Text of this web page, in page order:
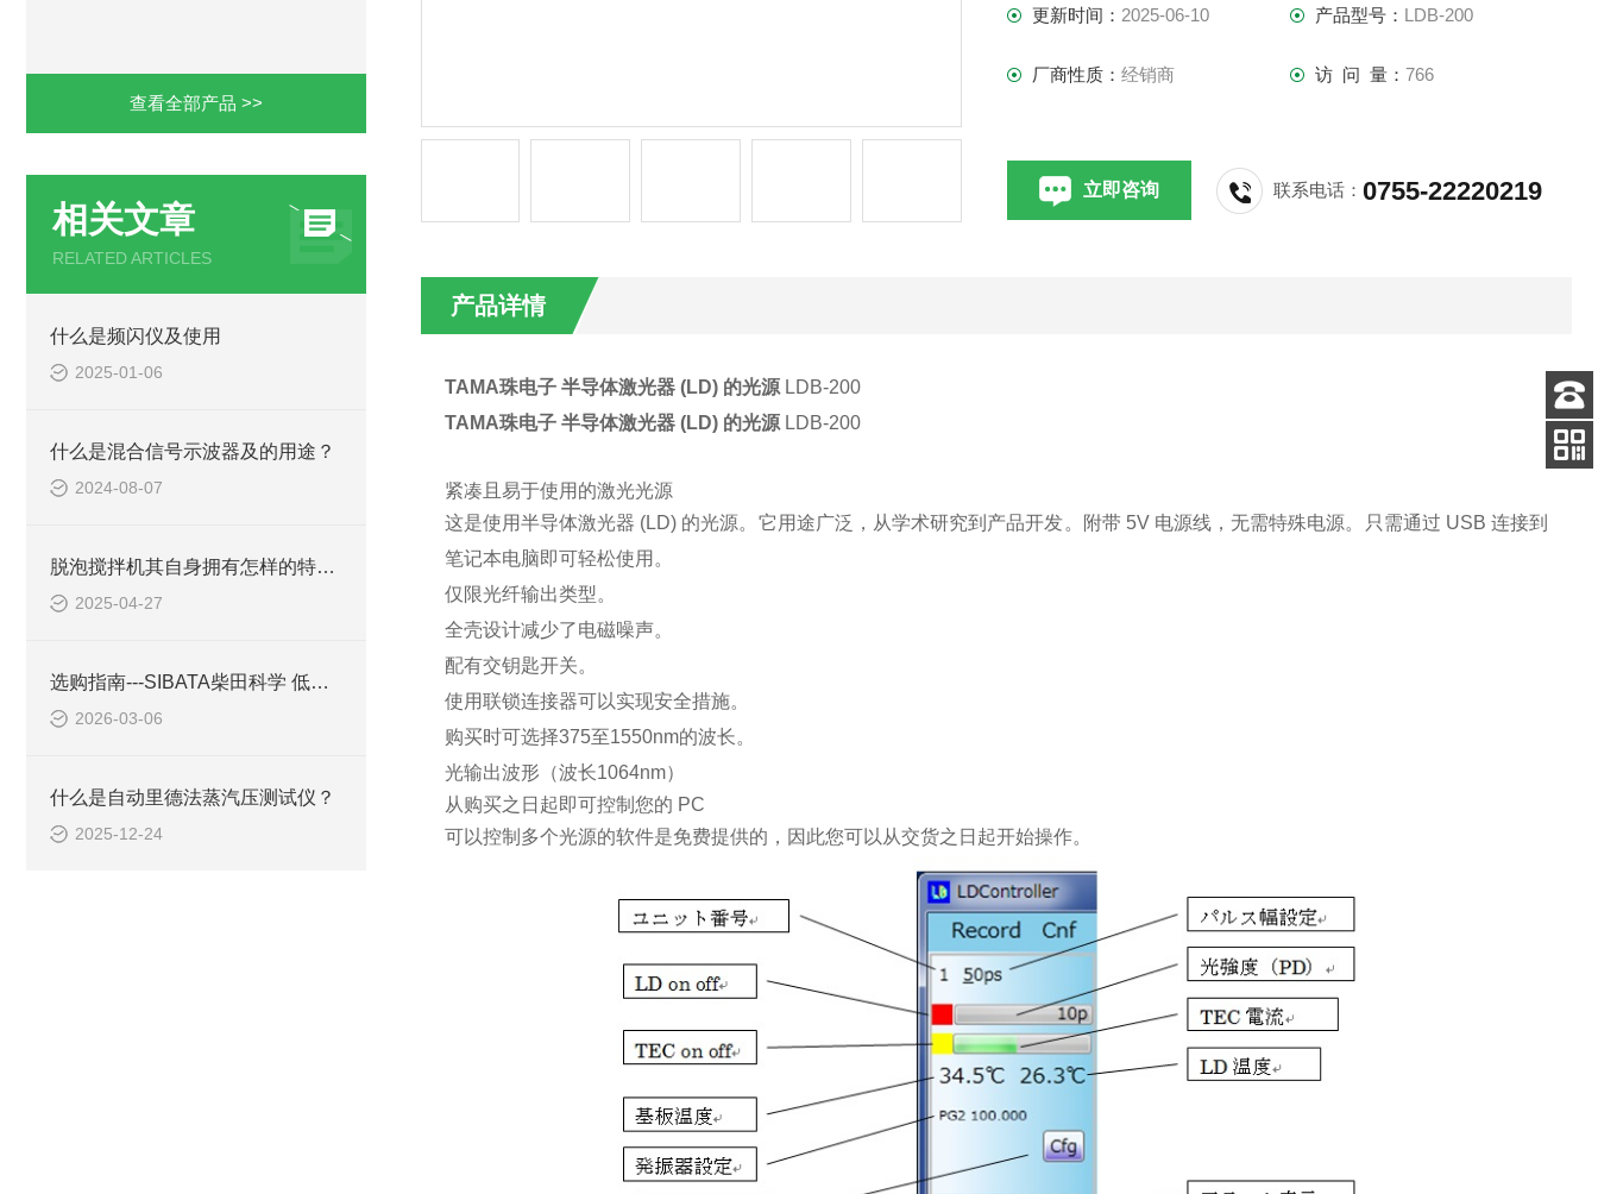
查看全部产品 >>
相关文章
RELATED ARTICLES
什么是频闪仪及使用
2025-01-06
什么是混合信号示波器及的用途？
2024-08-07
脱泡搅拌机其自身拥有怎样的特点呢？
2025-04-27
选购指南---SIBATA柴田科学 低温循环箱 C-332
2026-03-06
什么是自动里德法蒸汽压测试仪？
2025-12-24
更新时间： 2025-06-10 产品型号： LDB-200
厂商性质：经销商 访 问 量： 766
立即咨询 联系电话：0755-22220219
产品详情
TAMA珠电子 半导体激光器 (LD) 的光源LDB-200
TAMA珠电子 半导体激光器 (LD) 的光源LDB-200
紧凑且易于使用的激光光源
这是使用半导体激光器 (LD) 的光源。它用途广泛，从学术研究到产品开发。附带 5V 电源线，无需特殊电源。只需通过 USB 连接到
笔记本电脑即可轻松使用。
仅限光纤输出类型。
全壳设计减少了电磁噪声。
配有交钥匙开关。
使用联锁连接器可以实现安全措施。
购买时可选择375至1550nm的波长。
光输出波形（波长1064nm）
从购买之日起即可控制您的 PC
可以控制多个光源的软件是免费提供的，因此您可以从交货之日起开始操作。
客服
电话